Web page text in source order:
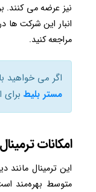
نیز عرضه می کنند.
انبار این شرکت ها
مراجعه کنید.
اگر می خواهید
مستر بلیط
امکانات
این ترمینال
متوسط بهره‌مند